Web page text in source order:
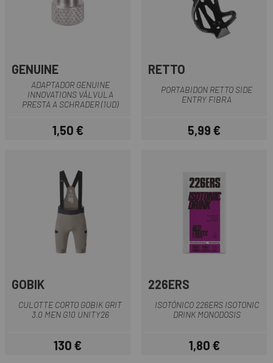
GENUINE
ADAPTADOR GENUINE
INNOVATIONS VÁLVULA
PRESTA A SCHRADER (1UD)
Precio
1,50 €
RETTO
PORTABIDON RETTO SIDE
ENTRY FIBRA
Precio
5,99 €
GOBIK
CULOTTE CORTO GOBIK GRIT
3.0 MEN G10 UNITY26
Precio
130 €
226ERS
ISOTÓNICO 226ERS ISOTONIC
DRINK MONODOSIS
Precio
1,80 €